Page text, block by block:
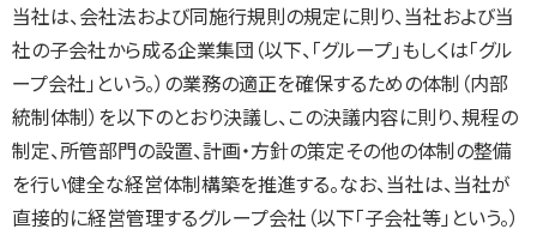
当社は、会社法および同施行規則の規定に則り、当社および当
社の子会社から成る企業集団（以下、「グループ」もしくは「グル
ープ会社」という。）の業務の適正を確保するための体制（内部
統制体制）を以下のとおり決議し、この決議内容に則り、規程の
制定、所管部門の設置、計画・方針の策定その他の体制の整備
を行い健全な経営体制構築を推進する。なお、当社は、当社が
直接的に経営管理するグループ会社（以下「子会社等」という。）